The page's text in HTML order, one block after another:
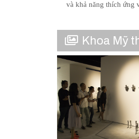
và khả năng thích ứng
Khoa Mỹ